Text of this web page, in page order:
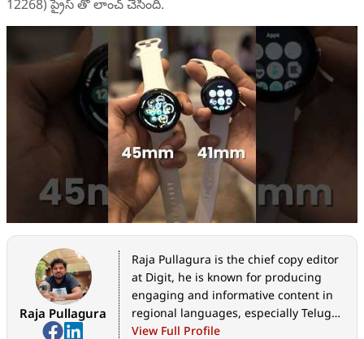
12268) ప్రైస్ తో లాంచ్ చేసింది.
Raja Pullagura
Raja Pullagura is the chief copy editor
at Digit, he is known for producing
engaging and informative content in
regional languages, especially Telugu.
With a growing interest in technology
View Full Profile